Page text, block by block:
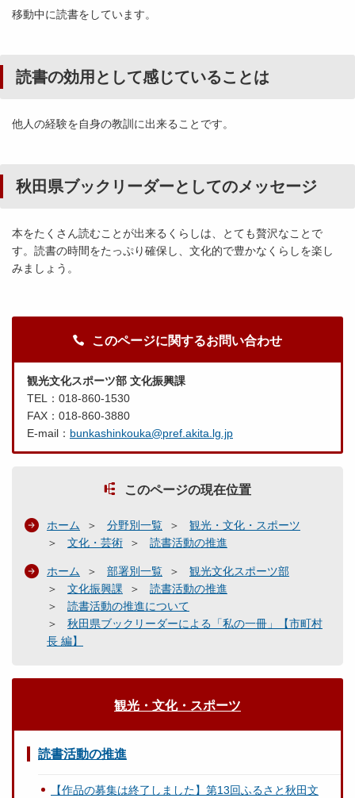
移動中に読書をしています。
読書の効用として感じていることは
他人の経験を自身の教訓に出来ることです。
秋田県ブックリーダーとしてのメッセージ
本をたくさん読むことが出来るくらしは、とても贅沢なことで
す。読書の時間をたっぷり確保し、文化的で豊かなくらしを楽し
みましょう。
このページに関するお問い合わせ
観光文化スポーツ部 文化振興課
TEL：018-860-1530
FAX：018-860-3880
E-mail： bunkashinkouka@pref.akita.lg.jp
このページの現在位置
ホーム 分野別一覧
観光・文化・スポーツ
文化・芸術
読書活動の推進
ホーム 部署別一覧
観光文化スポーツ部
文化振興課
読書活動の推進
読書活動の推進について
秋田県ブックリーダーによる「私の一冊」【市町村
長 編】
観光・文化・スポーツ
読書活動の推進
【作品の募集は終了しました】第13回ふるさと秋田文